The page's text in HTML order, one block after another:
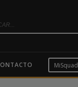
MiSquad